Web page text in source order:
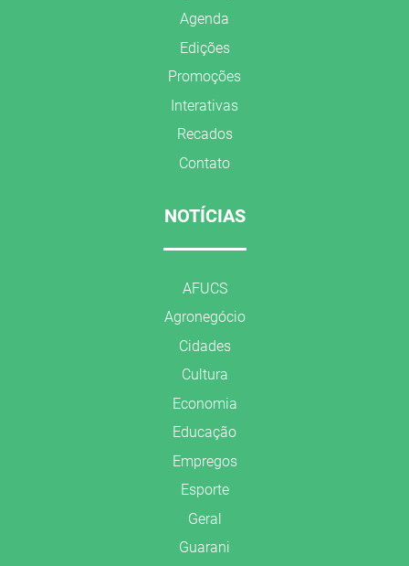
Agenda
Edições
Promoções
Interativas
Recados
Contato
NOTÍCIAS
AFUCS
Agronegócio
Cidades
Cultura
Economia
Educação
Empregos
Esporte
Geral
Guarani